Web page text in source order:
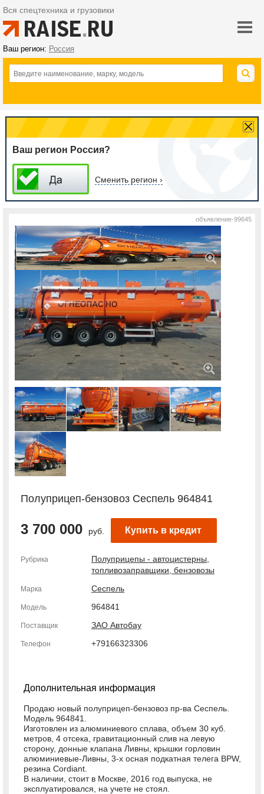
Вся спецтехника и грузовики
Ваш регион: Россия
Ваш регион Россия?
Сменить регион ›
Полуприцеп-бензовоз Сеспель 964841
3 700 000 руб. Купить в кредит
Рубрика
Полуприцепы - автоцистерны,
топливозаправщики, бензовозы
Марка Сеспель
Модель 964841
Поставщик ЗАО Автобау
Телефон +79166323306
Дополнительная информация
Продаю новый полуприцеп-бензовоз пр-ва Сеспель.
Модель 964841.
Изготовлен из алюминиевого сплава, объем 30 куб.
метров, 4 отсека, гравитационный слив на левую
сторону, донные клапана Ливны, крышки горловин
алюминиевые-Ливны, 3-х осная подкатная телега BPW,
резина Cordiant.
В наличии, стоит в Москве, 2016 год выпуска, не
эксплуатировался, на учете не стоял.
объявление-99645